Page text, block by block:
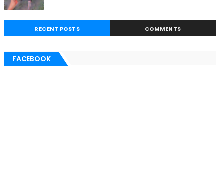
RECENT POSTS COMMENTS
FACEBOOK